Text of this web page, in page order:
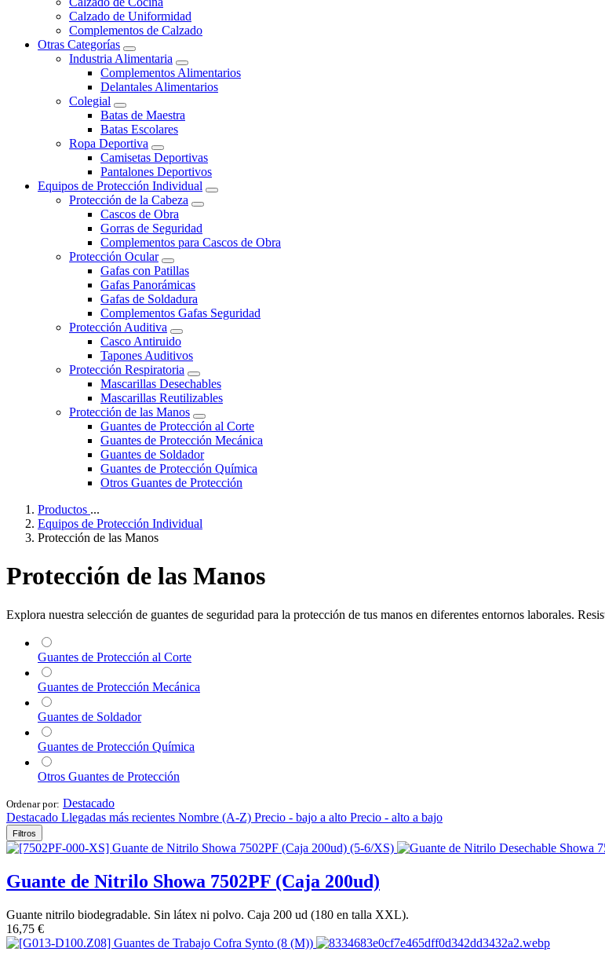
Calzado de Uniformidad
Complementos de Calzado
Otras Categorías
Industria Alimentaria
Complementos Alimentarios
Delantales Alimentarios
Colegial
Batas de Maestra
Batas Escolares
Ropa Deportiva
Camisetas Deportivas
Pantalones Deportivos
Equipos de Protección Individual
Protección de la Cabeza
Cascos de Obra
Gorras de Seguridad
Complementos para Cascos de Obra
Protección Ocular
Gafas con Patillas
Gafas Panorámicas
Gafas de Soldadura
Complementos Gafas Seguridad
Protección Auditiva
Casco Antiruido
Tapones Auditivos
Protección Respiratoria
Mascarillas Desechables
Mascarillas Reutilizables
Protección de las Manos
Guantes de Protección al Corte
Guantes de Protección Mecánica
Guantes de Soldador
Guantes de Protección Química
Otros Guantes de Protección
Productos ...
Equipos de Protección Individual
Protección de las Manos
Protección de las Manos
Explora nuestra selección de guantes de seguridad para la protección de tus manos en diferentes entornos laborales.
Guantes de Protección al Corte
Guantes de Protección Mecánica
Guantes de Soldador
Guantes de Protección Química
Otros Guantes de Protección
Ordenar por: Destacado
Destacado Llegadas más recientes Nombre (A-Z) Precio - bajo a alto Precio - alto a bajo
Filtros
Guante de Nitrilo Showa 7502PF (Caja 200ud)
Guante nitrilo biodegradable. Sin látex ni polvo. Caja 200 ud (180 en talla XXL).
16,75 €